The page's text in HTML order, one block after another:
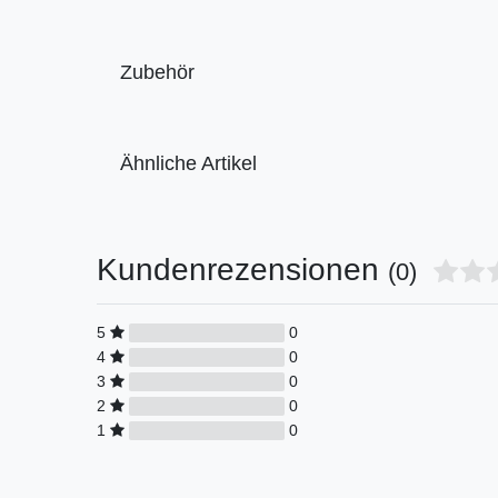
Zubehör
Ähnliche Artikel
Kundenrezensionen (0)
5
0
4
0
3
0
2
0
1
0